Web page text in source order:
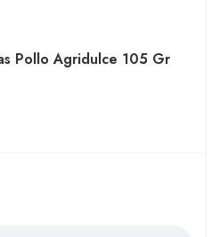
Pollo Agridulce 105 Gr